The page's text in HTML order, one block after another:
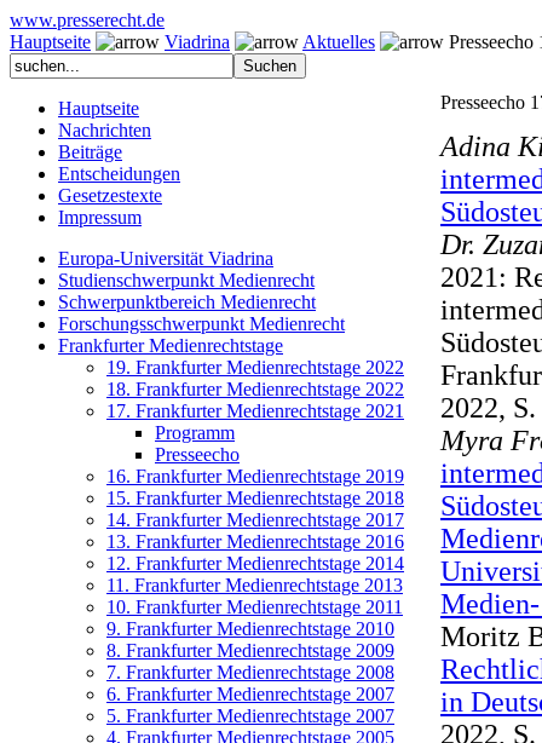
www.presserecht.de
Hauptseite
Viadrina Aktuelles
Hauptseite
Nachrichten
Beiträge
Entscheidungen
Gesetzestexte
Impressum
Europa-Universität Viadrina
Studienschwerpunkt Medienrecht
Schwerpunktbereich Medienrecht
Forschungsschwerpunkt Medienrecht
Frankfurter Medienrechtstage
19. Frankfurter Medienrechtstage 2022
18. Frankfurter Medienrechtstage 2022
17. Frankfurter Medienrechtstage 2021
Programm
Presseecho
16. Frankfurter Medienrechtstage 2019
15. Frankfurter Medienrechtstage 2018
14. Frankfurter Medienrechtstage 2017
13. Frankfurter Medienrechtstage 2016
12. Frankfurter Medienrechtstage 2014
11. Frankfurter Medienrechtstage 2013
10. Frankfurter Medienrechtstage 2011
9. Frankfurter Medienrechtstage 2010
8. Frankfurter Medienrechtstage 2009
7. Frankfurter Medienrechtstage 2008
6. Frankfurter Medienrechtstage 2007
5. Frankfurter Medienrechtstage 2007
4. Frankfurter Medienrechtstage 2005
Presseecho
Adina
Dr.
2021:
2022,
Myra
Moritz
in
2022,